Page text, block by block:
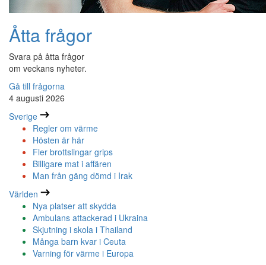
Åtta frågor
Svara på åtta frågor
om veckans nyheter.
Gå till frågorna
4 augusti 2026
Sverige
Regler om värme
Hösten är här
Fler brottslingar grips
Billigare mat i affären
Man från gäng dömd i Irak
Världen
Nya platser att skydda
Ambulans attackerad i Ukraina
Skjutning i skola i Thailand
Många barn kvar i Ceuta
Varning för värme i Europa